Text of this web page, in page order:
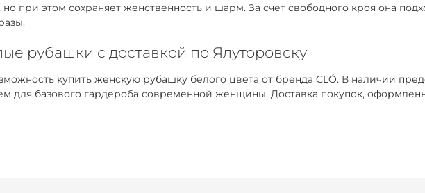
но при этом сохраняет женственность и шарм. За счет свободного кроя она
рубашки с доставкой по Ялуторовску
купить женскую рубашку белого цвета от бренда CLÓ. В наличии
для базового гардероба современной женщины. Доставка покупок,